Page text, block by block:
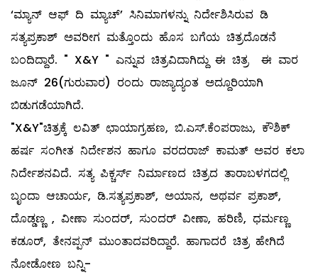
‘ಮ್ಯಾನ್ ಆಫ್ ದಿ ಮ್ಯಾಚ್’ ಸಿನಿಮಾಗಳನ್ನು ನಿರ್ದೇಶಿಸಿರುವ ಡಿ
ಸತ್ಯಪ್ರಕಾಶ್ ಅವರೀಗ ಮತ್ತೊಂದು ಹೊಸ ಬಗೆಯ ಚಿತ್ರದೊಡನೆ
ಬಂದಿದ್ದಾರೆ. " X&Y " ಎನ್ನುವ ಚಿತ್ರವಿದಾಗಿದ್ದು ಈ ಚಿತ್ರ ಈ ವಾರ
ಜೂನ್ 26(ಗುರುವಾರ) ರಂದು ರಾಜ್ಯಾದ್ಯಂತ ಅದ್ದೂರಿಯಾಗಿ
ಬಿಡುಗಡೆಯಾಗಿದೆ.
"X&Y"ಚಿತ್ರಕ್ಕೆ ಲವಿತ್ ಛಾಯಾಗ್ರಹಣ, ಬಿ.ಎಸ್.ಕೆಂಪರಾಜು, ಕೌಶಿಕ್
ಹರ್ಷ ಸಂಗೀತ ನಿರ್ದೇಶನ ಹಾಗೂ ವರದರಾಜ್ ಕಾಮತ್ ಅವರ ಕಲಾ
ನಿರ್ದೇಶನವಿದೆ. ಸತ್ಯ ಪಿಕ್ಚರ್ಸ್ ನಿರ್ಮಾಣದ ಚಿತ್ರದ ತಾರಾಬಳಗದಲ್ಲಿ
ಬೃಂದಾ ಆಚಾರ್ಯ, ಡಿ.ಸತ್ಯಪ್ರಕಾಶ್, ಅಯಾನ, ಅಥರ್ವ ಪ್ರಕಾಶ್,
ದೊಡ್ಡಣ್ಣ , ವೀಣಾ ಸುಂದರ್, ಸುಂದರ್ ವೀಣಾ, ಹರಿಣಿ, ಧರ್ಮಣ್ಣ
ಕಡೂರ್, ತೇನಪ್ಪನ್ ಮುಂತಾದವರಿದ್ದಾರೆ. ಹಾಗಾದರೆ ಚಿತ್ರ ಹೇಗಿದೆ
ನೋಡೋಣ ಬನ್ನಿ-